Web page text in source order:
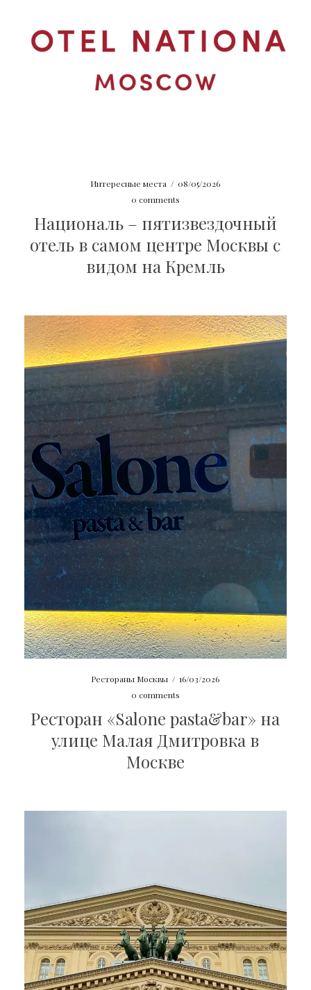
Интересные места / 08/05/2026
0 comments
Националь – пятизвездочный
отель в самом центре Москвы с
видом на Кремль
Рестораны Москвы / 16/03/2026
0 comments
Ресторан «Salone pasta&bar» на
улице Малая Дмитровка в
Москве